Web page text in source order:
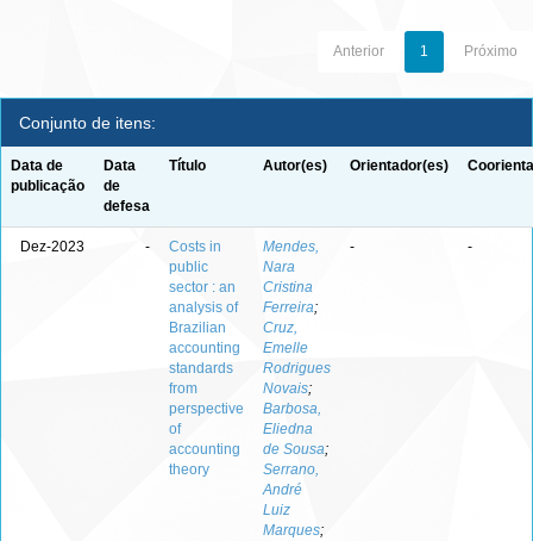
Anterior 1 Próximo
Conjunto de itens:
Data de
publicação
Data
de
defesa
Título Autor(es) Orientador(es)
Dez-2023 -
Costs in
public
sector : an
analysis of
Brazilian
accounting
standards
from
perspective
of
accounting
theory
Mendes,
Nara
Cristina
Ferreira;
Cruz,
Emelle
Rodrigues
Novais;
Barbosa,
Eliedna
de Sousa;
Serrano,
André
Luiz
Marques;
- -